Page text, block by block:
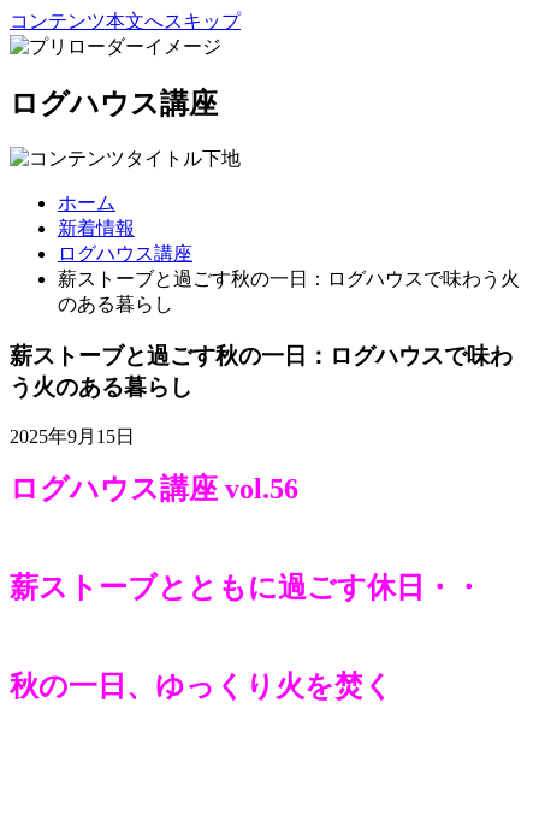
コンテンツ本文へスキップ
ログハウス講座
ホーム
新着情報
ログハウス講座
薪ストーブと過ごす秋の一日：ログハウスで味わう火
のある暮らし
薪ストーブと過ごす秋の一日：ログハウスで味わ
う火のある暮らし
2025年9月15日
ログハウス講座 vol.56
薪ストーブとともに過ごす休日・・
秋の一日、ゆっくり火を焚く